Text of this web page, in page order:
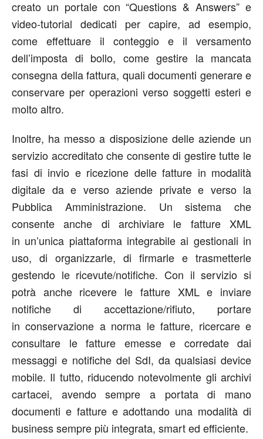
creato un portale con “Questions & Answers” e
video-tutorial dedicati per capire, ad esempio,
come effettuare il conteggio e il versamento
dell’imposta di bollo, come gestire la mancata
consegna della fattura, quali documenti generare e
conservare per operazioni verso soggetti esteri e
molto altro.
Inoltre, ha messo a disposizione delle aziende un
servizio accreditato che consente di gestire tutte le
fasi di invio e ricezione delle fatture in modalità
digitale da e verso aziende private e verso la
Pubblica Amministrazione. Un sistema che
consente anche di archiviare le fatture XML
in un’unica piattaforma integrabile ai gestionali in
uso, di organizzarle, di firmarle e trasmetterle
gestendo le ricevute/notifiche. Con il servizio si
potrà anche ricevere le fatture XML e inviare
notifiche di accettazione/rifiuto, portare
in conservazione a norma le fatture, ricercare e
consultare le fatture emesse e corredate dai
messaggi e notifiche del SdI, da qualsiasi device
mobile. Il tutto, riducendo notevolmente gli archivi
cartacei, avendo sempre a portata di mano
documenti e fatture e adottando una modalità di
business sempre più integrata, smart ed efficiente.